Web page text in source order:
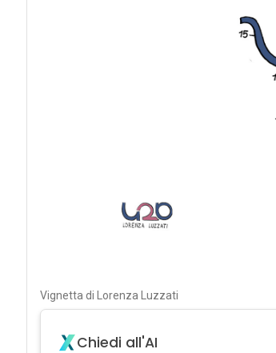
Vignetta di Lorenza Luzzati
Chiedi all'AI